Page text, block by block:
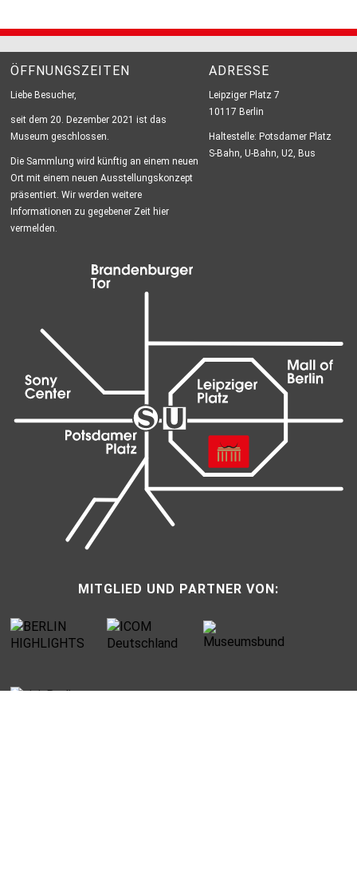
ÖFFNUNGSZEITEN
Liebe Besucher,
seit dem 20. Dezember 2021 ist das
Museum geschlossen.
Die Sammlung wird künftig an einem neuen
Ort mit einem neuen Ausstellungskonzept
präsentiert. Wir werden weitere
Informationen zu gegebener Zeit hier
vermelden.
ADRESSE
Leipziger Platz 7
10117 Berlin
Haltestelle: Potsdamer Platz
S-Bahn, U-Bahn, U2, Bus
MITGLIED UND PARTNER VON: